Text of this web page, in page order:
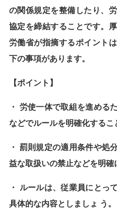
の関係規定を整備したり、
協定を締結することです。
労働省が指摘するポイント
下の事項があります。
【ポイント】
・ 労使一体で取組を進める
などでルールを明確化するこ
・ 罰則規定の適用条件や処
益な取扱いの禁止などを明確
・
ルールは、従業員にとっ
具体的な内容としましょ う。